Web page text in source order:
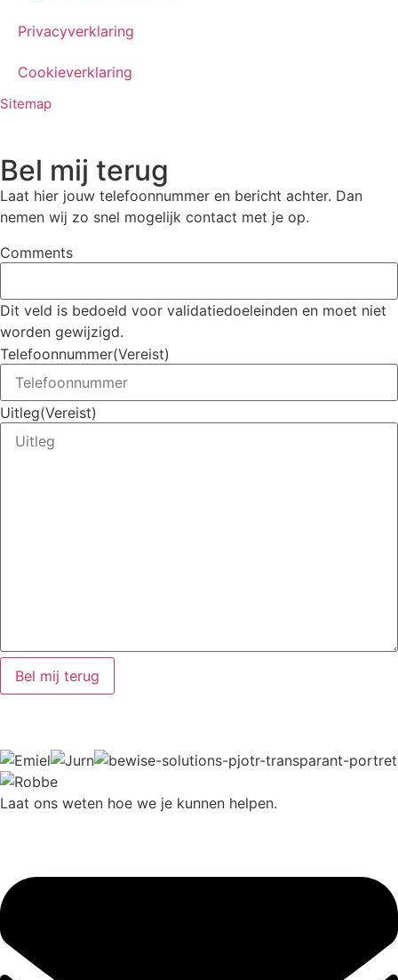
Privacyverklaring
Cookieverklaring
Sitemap
Bel mij terug
Laat hier jouw telefoonnummer en bericht achter. Dan
nemen wij zo snel mogelijk contact met je op.
Comments
Dit veld is bedoeld voor validatiedoeleinden en moet niet
worden gewijzigd.
Telefoonnummer(Vereist)
Uitleg(Vereist)
Laat ons weten hoe we je kunnen helpen.